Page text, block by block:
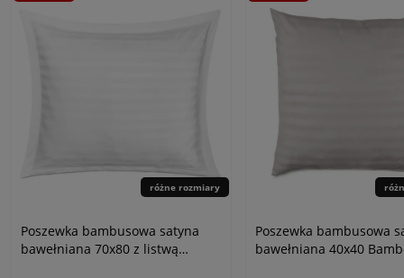
różne rozmiary
Poszewka bambusowa satyna
bawełniana 70x80 z listwą
Poszewka bambusowa
bawełniana 40x40